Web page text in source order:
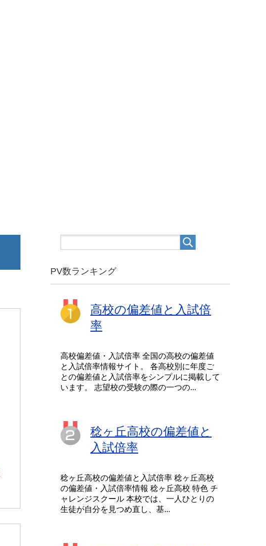
PV数ランキング
高校の偏差値と入試倍
率
高校偏差値・入試倍率 全国の高校の偏差値
と入試倍率情報サイト。 各高校別に年度ご
との偏差値と入試倍率をシンプルに掲載して
います。 志望校の受験の際の一つの...
稔ヶ丘高校の偏差値と
入試倍率
稔ヶ丘高校の偏差値と入試倍率 稔ヶ丘高校
の偏差値・入試倍率情報 稔ヶ丘高校 特色 チ
ャレンジスクール 本校では、一人ひとりの
生徒が自分を見つめ直し、基...